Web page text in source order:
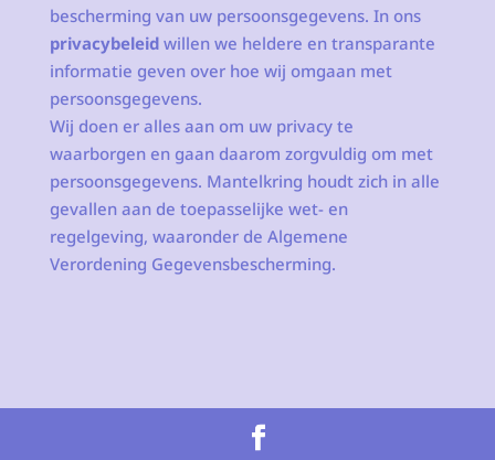
bescherming van uw persoonsgegevens. In ons
privacybeleidwillen we heldere en transparante
informatie geven over hoe wij omgaan met
persoonsgegevens.
Wij doen er alles aan om uw privacy te
waarborgen en gaan daarom zorgvuldig om met
persoonsgegevens. Mantelkring houdt zich in alle
gevallen aan de toepasselijke wet- en
regelgeving, waaronder de Algemene
Verordening Gegevensbescherming.